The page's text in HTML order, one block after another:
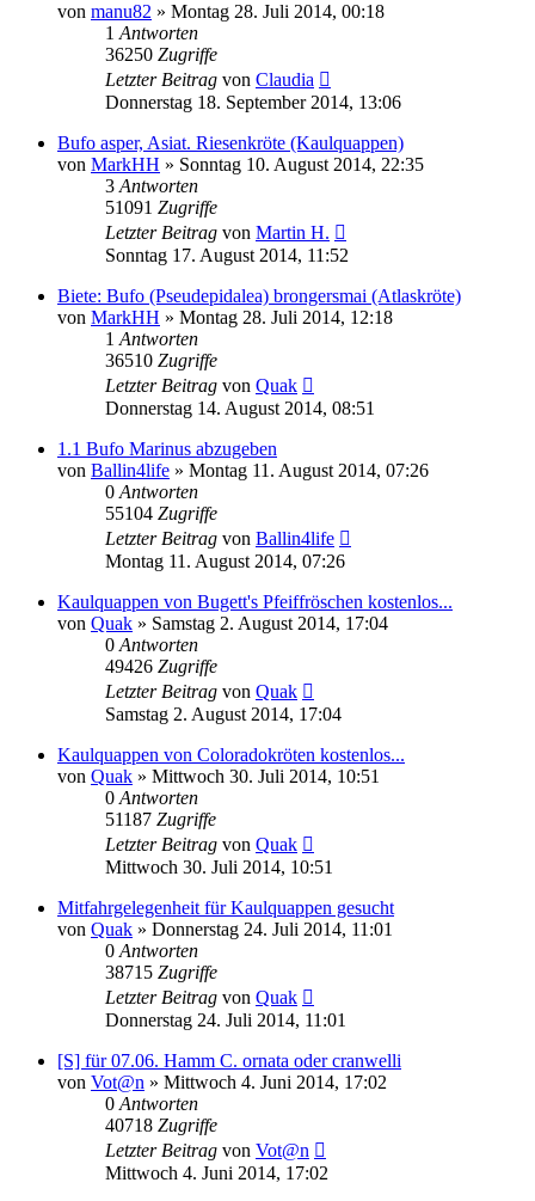
von manu82 » Montag 28. Juli 2014, 00:18
1 Antworten
36250 Zugriffe
Letzter Beitrag von Claudia
Donnerstag 18. September 2014, 13:06
Bufo asper, Asiat. Riesenkröte (Kaulquappen)
von MarkHH » Sonntag 10. August 2014, 22:35
3 Antworten
51091 Zugriffe
Letzter Beitrag von Martin H.
Sonntag 17. August 2014, 11:52
Biete: Bufo (Pseudepidalea) brongersmai (Atlaskröte)
von MarkHH » Montag 28. Juli 2014, 12:18
1 Antworten
36510 Zugriffe
Letzter Beitrag von Quak
Donnerstag 14. August 2014, 08:51
1.1 Bufo Marinus abzugeben
von Ballin4life » Montag 11. August 2014, 07:26
0 Antworten
55104 Zugriffe
Letzter Beitrag von Ballin4life
Montag 11. August 2014, 07:26
Kaulquappen von Bugett's Pfeiffröschen kostenlos...
von Quak » Samstag 2. August 2014, 17:04
0 Antworten
49426 Zugriffe
Letzter Beitrag von Quak
Samstag 2. August 2014, 17:04
Kaulquappen von Coloradokröten kostenlos...
von Quak » Mittwoch 30. Juli 2014, 10:51
0 Antworten
51187 Zugriffe
Letzter Beitrag von Quak
Mittwoch 30. Juli 2014, 10:51
Mitfahrgelegenheit für Kaulquappen gesucht
von Quak » Donnerstag 24. Juli 2014, 11:01
0 Antworten
38715 Zugriffe
Letzter Beitrag von Quak
Donnerstag 24. Juli 2014, 11:01
[S] für 07.06. Hamm C. ornata oder cranwelli
von Vot@n » Mittwoch 4. Juni 2014, 17:02
0 Antworten
40718 Zugriffe
Letzter Beitrag von Vot@n
Mittwoch 4. Juni 2014, 17:02